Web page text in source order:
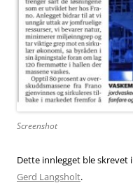
Screenshot
Dette innlegget ble skrevet i
Gerd Langsholt.